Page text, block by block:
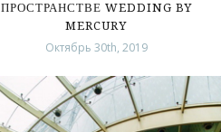
ПРОСТРАНСТВЕ WEDDING BY
MERCURY
Октябрь 30th, 2019